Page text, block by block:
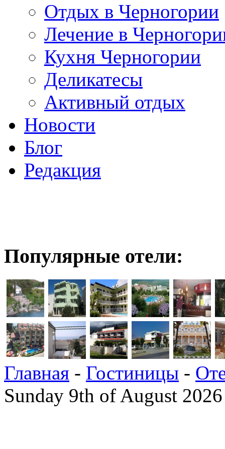
Отдых в Черногории
Лечение в
Кухня Черногории
Деликатесы
Активный отдых
Новости
Блог
Редакция
Популярные отели:
Главная - Гостиницы -
Sunday 9th of August 2026